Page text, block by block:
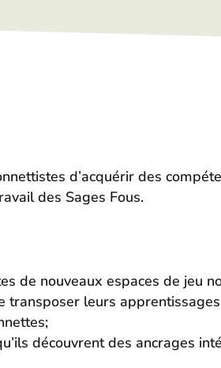
d’acquérir des
des Sages Fous.
de nouveaux espaces de jeu
transposer leurs
découvrent des ancrages